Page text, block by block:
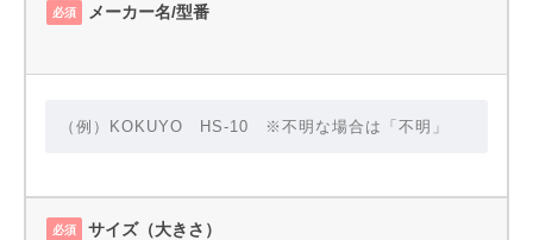
必須 メーカー名/型番
必須 サイズ（大きさ）